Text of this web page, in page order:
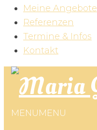
Meine Angebote
Referenzen
Termine & Infos
Kontakt
MENUMENU